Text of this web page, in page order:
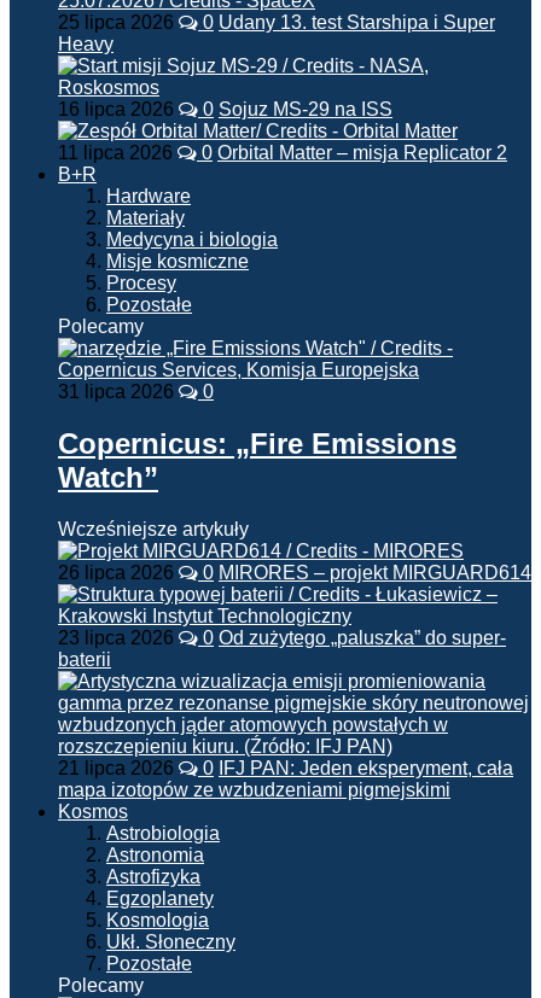
25 lipca 2026 0 Udany 13. test Starshipa i Super
Heavy
16 lipca 2026 0 Sojuz MS-29 na ISS
11 lipca 2026 0 Orbital Matter – misja Replicator 2
B+R
Hardware
Materiały
Medycyna i biologia
Misje kosmiczne
Procesy
Pozostałe
Polecamy
31 lipca 2026 0
Copernicus: „Fire Emissions
Watch”
Wcześniejsze artykuły
26 lipca 2026 0 MIRORES – projekt MIRGUARD614
23 lipca 2026 0 Od zużytego „paluszka” do super-
baterii
21 lipca 2026 0 IFJ PAN: Jeden eksperyment, cała
mapa izotopów ze wzbudzeniami pigmejskimi
Kosmos
Astrobiologia
Astronomia
Astrofizyka
Egzoplanety
Kosmologia
Ukł. Słoneczny
Pozostałe
Polecamy